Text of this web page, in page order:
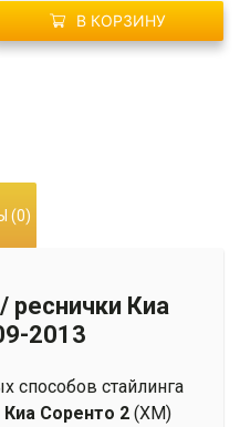
В КОРЗИНУ
(0)
Киа
2013
способов стайлинга
Киа Соренто 2 (ХМ)